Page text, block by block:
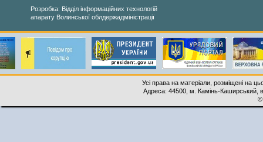
Розробка: Відділ інформаційних технологій
апарату Волинської облдержадміністрації
Усі права на матеріали, розміщені на
Адреса: 44500, м. Камінь-Каширський,
©